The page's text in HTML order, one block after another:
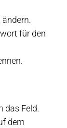
für den
das Feld.
dem